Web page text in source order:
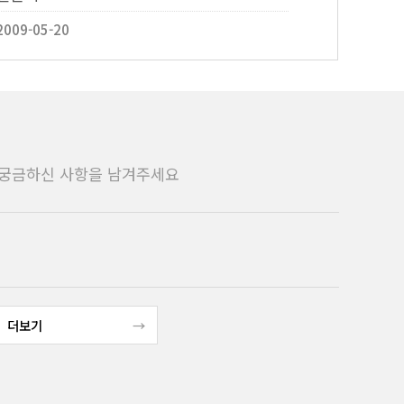
05-20
금하신 사항을 남겨주세요
더보기